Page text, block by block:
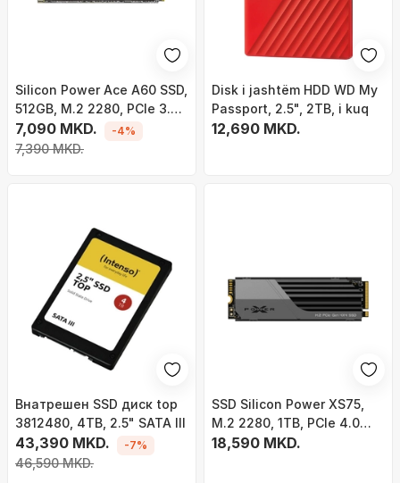
Silicon Power Ace A60 SSD,
512GB, M.2 2280, PCIe 3.0
x4 NVMe
7,090 MKD.
7,390 MKD.
-4%
Disk i jashtëm HDD WD My
Passport, 2.5", 2TB, i kuq
12,690 MKD.
Внатрешен SSD диск top
3812480, 4TB, 2.5" SATA III
43,390 MKD.
46,590 MKD.
-7%
SSD Silicon Power XS75,
M.2 2280, 1TB, PCIe 4.0
NVMe
18,590 MKD.